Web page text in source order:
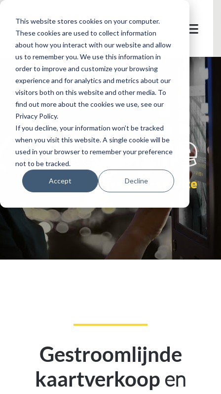
This website stores cookies on your computer.
These cookies are used to collect information
about how you interact with our website and allow
us to remember you. We use this information in
order to improve and customize your browsing
experience and for analytics and metrics about our
visitors both on this website and other media. To
find out more about the cookies we use, see our
Privacy Policy.
If you decline, your information won’t be tracked
when you visit this website. A single cookie will be
used in your browser to remember your preference
not to be tracked.
Accept Decline
let's
welcome
intuitive self-service
Gestroomlijnde
kaartverkoop en